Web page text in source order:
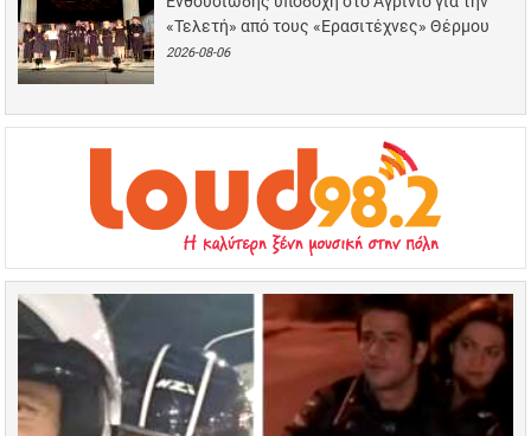
«Τελετή» από τους «Ερασιτέχνες» Θέρμου
2026-08-06